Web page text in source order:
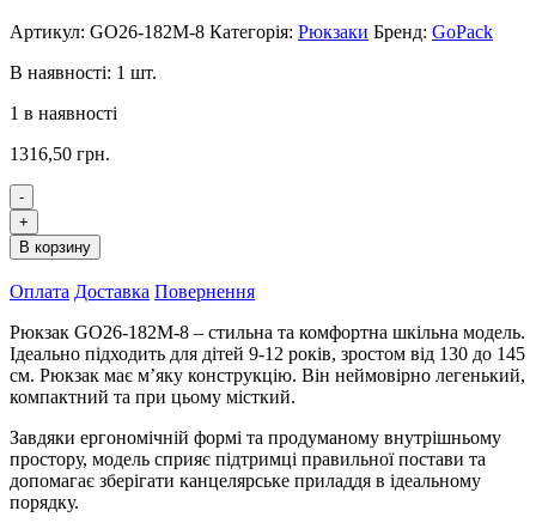
Артикул: GO26-182M-8 Категорія: Рюкзаки Бренд: GoPack
В наявності: 1 шт.
1 в наявності
1316,50 грн.
-
Рюкзак
шкільний
GoPack
Education
New
Level
GO26-
182M-
8
+
В корзину
Оплата Доставка Повернення
Рюкзак GO26-182M-8 – стильна та комфортна шкільна модель.
Ідеально підходить для дітей 9-12 років, зростом від 130 до 145
см. Рюкзак має м’яку конструкцію. Він неймовірно легенький,
компактний та при цьому місткий.
Завдяки ергономічній формі та продуманому внутрішньому
простору, модель сприяє підтримці правильної постави та
допомагає зберігати канцелярське приладдя в ідеальному
порядку.